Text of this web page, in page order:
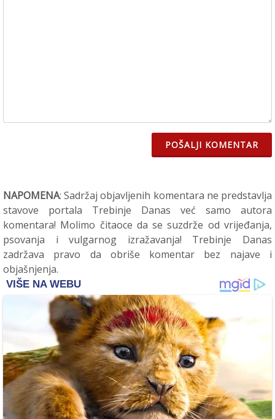
POŠALJI KOMENTAR
NAPOMENA: Sadržaj objavljenih komentara ne predstavlja
stavove portala Trebinje Danas već samo autora
komentara! Molimo čitaoce da se suzdrže od vrijeđanja,
psovanja i vulgarnog izražavanja! Trebinje Danas
zadržava pravo da obriše komentar bez najave i
objašnjenja.